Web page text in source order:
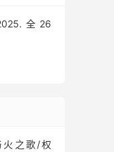
全26
之歌/权